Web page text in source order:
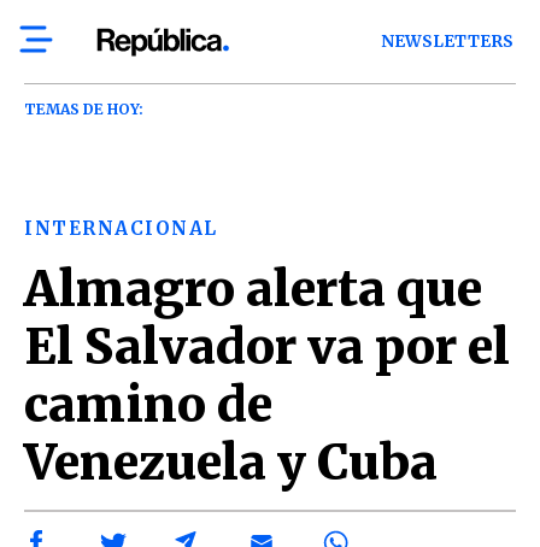
NEWSLETTERS
TEMAS DE HOY:
INTERNACIONAL
Almagro alerta que
El Salvador va por el
camino de
Venezuela y Cuba